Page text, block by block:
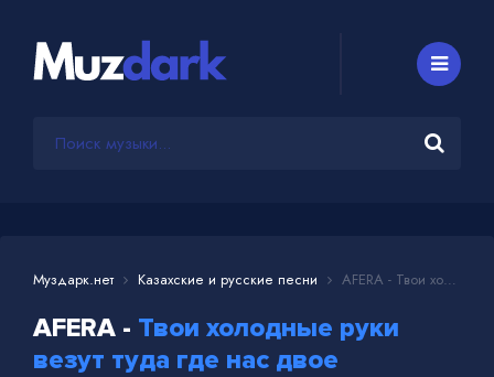
Муздарк.нет Казахские и русские песни AFERA - Твои холодные руки везут туда где нас двое
AFERA - Твои холодные руки
везут туда где нас двое